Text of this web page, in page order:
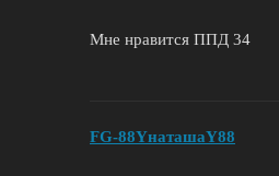
Мне нравится ППД 34
FG-88YнаташаY88